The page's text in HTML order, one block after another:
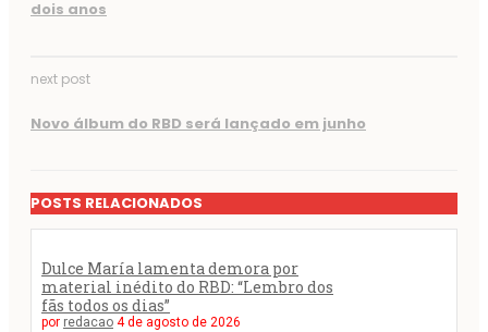
dois anos
next post
Novo álbum do RBD será lançado em junho
POSTS RELACIONADOS
Dulce María lamenta demora por
material inédito do RBD: “Lembro dos
fãs todos os dias”
por redacao 4 de agosto de 2026